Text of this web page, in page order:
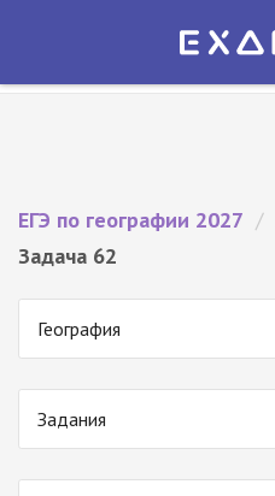
Экзамер — ЕГЭ 2027
ЕГЭ по географии 2027 /
Задача 62
География
Задания